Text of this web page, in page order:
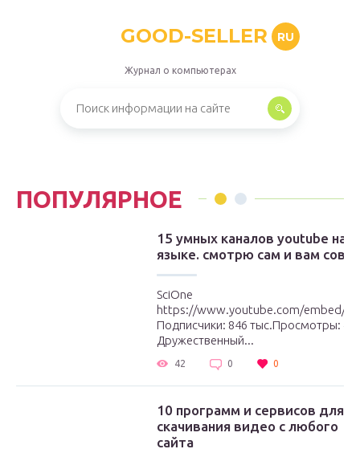
GOOD-SELLER RU
Журнал о компьютерах
ПОПУЛЯРНОЕ
15 умных каналов youtube на
языке. смотрю сам и вам
SciOne
https://www.youtube.com/embed/
Подписчики: 846 тыс.Просмотры: ~
Дружественный...
42 0 0
10 программ и сервисов для
скачивания видео с любого
сайта